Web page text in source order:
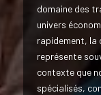
domaine des
univers
rapidement, la
représente
contexte que
spécialisés,